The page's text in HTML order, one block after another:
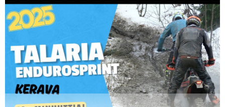
Luo uusi käyttäjätili
Vaihda salasana
CROSS COUNTRY
MUUT LAJIT
YLEISTÄ ALALTA
LUE DIGILEHDET
ASIAKASPALVELU JA